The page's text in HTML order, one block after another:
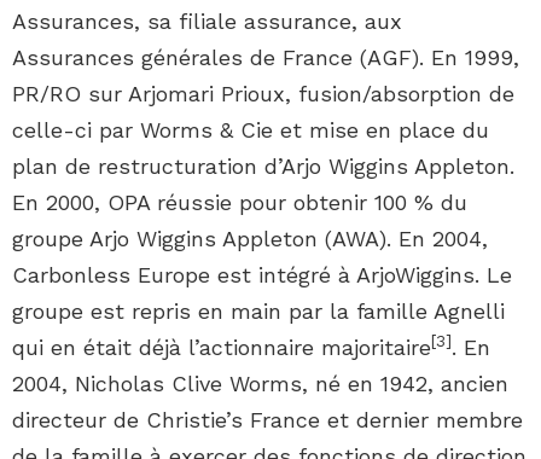
Assurances, sa filiale assurance, aux
Assurances générales de France (AGF). En 1999,
PR/RO sur Arjomari Prioux, fusion/absorption de
celle-ci par Worms & Cie et mise en place du
plan de restructuration d’Arjo Wiggins Appleton.
En 2000, OPA réussie pour obtenir 100 % du
groupe Arjo Wiggins Appleton (AWA). En 2004,
Carbonless Europe est intégré à ArjoWiggins. Le
groupe est repris en main par la famille Agnelli
qui en était déjà l’actionnaire majoritaire[3]. En
2004, Nicholas Clive Worms, né en 1942, ancien
directeur de Christie’s France et dernier membre